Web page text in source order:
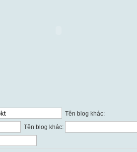
Tên blog khác:
Tên blog khác: